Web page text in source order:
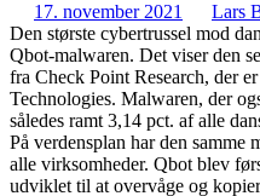
17. november 2021
Lars
Den største cybertrussel mod
Qbot-malwaren. Det viser den
fra Check Point Research, der
Technologies. Malwaren, der
således ramt 3,14 pct. af alle
På verdensplan har den samme
alle virksomheder. Qbot blev
udviklet til at overvåge og